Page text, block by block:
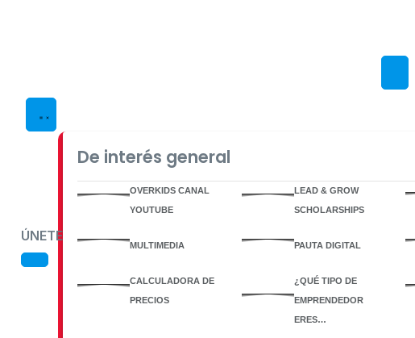
ÚNETE
De interés general
OVERKIDS CANAL
YOUTUBE
LEAD & GROW
SCHOLARSHIPS
MULTIMEDIA PAUTA DIGITAL
CALCULADORA DE
PRECIOS
¿QUÉ TIPO DE
EMPRENDEDOR
ERES…